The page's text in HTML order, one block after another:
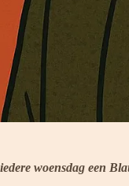
woensdag een